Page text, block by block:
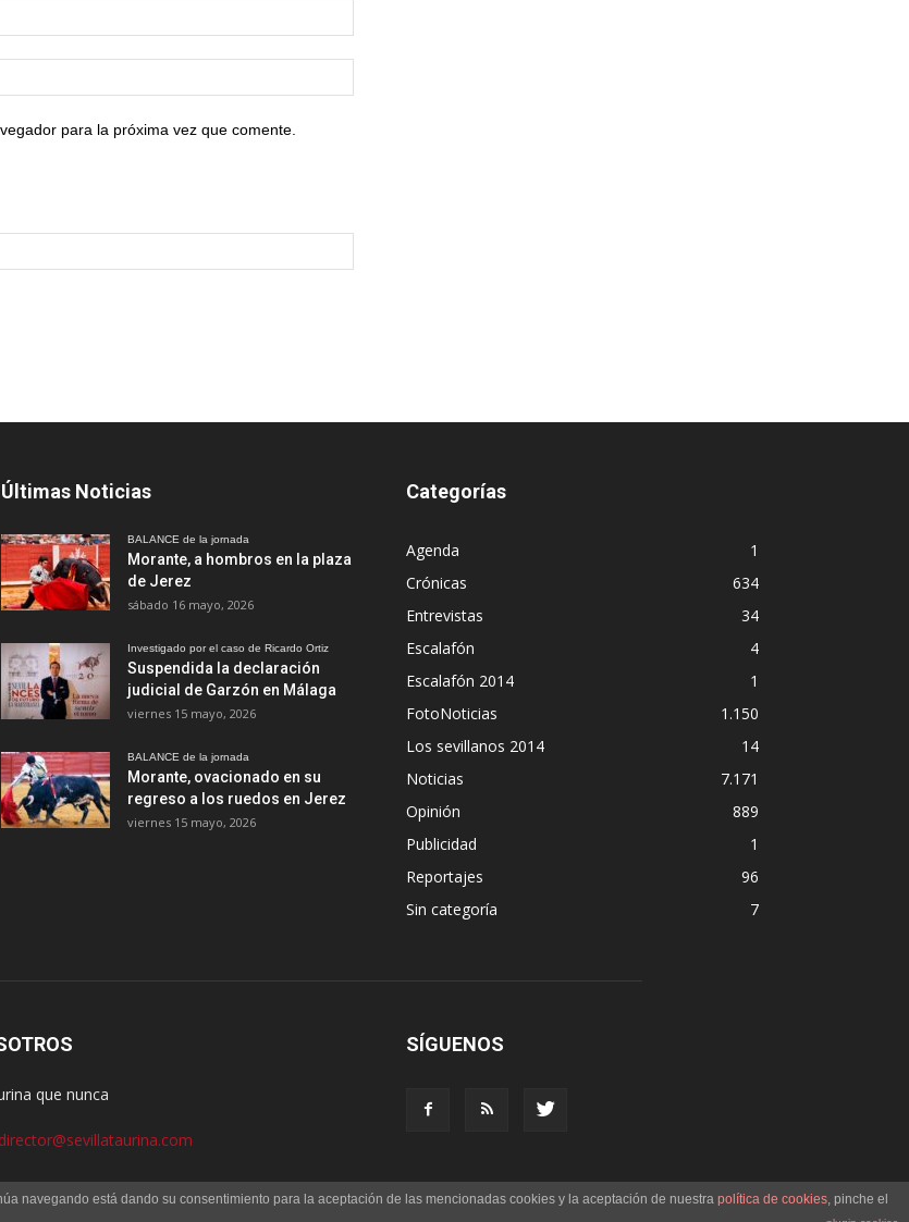
para la próxima vez que comente.
Últimas Noticias
BALANCE de la jornada
Morante, a hombros en la plaza
de Jerez
sábado 16 mayo, 2026
Investigado por el caso de Ricardo Ortiz
Suspendida la declaración
judicial de Garzón en Málaga
viernes 15 mayo, 2026
BALANCE de la jornada
Morante, ovacionado en su
regreso a los ruedos en Jerez
viernes 15 mayo, 2026
Categorías
Agenda
1
Crónicas
634
Entrevistas
34
Escalafón
4
Escalafón 2014
1
FotoNoticias
1.150
Los sevillanos 2014
14
Noticias
7.171
Opinión
889
Publicidad
1
Reportajes
96
Sin categoría
7
que nunca
director@sevillataurina.com
SÍGUENOS
navegando está dando su consentimiento para la aceptación de las mencionadas cookies y la aceptación de nuestra política de cookies, pinche el